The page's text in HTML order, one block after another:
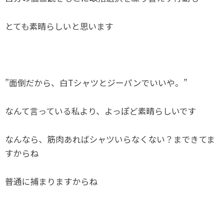
とても素晴らしいと思います
”面倒だから、白Tシャツとジーパンでいいや。”
なんて言っている私より、よっぽど素晴らしいです
なんなら、筋肉あればシャツいらなくない？まできてま
すからね
普通に捕まりますからね